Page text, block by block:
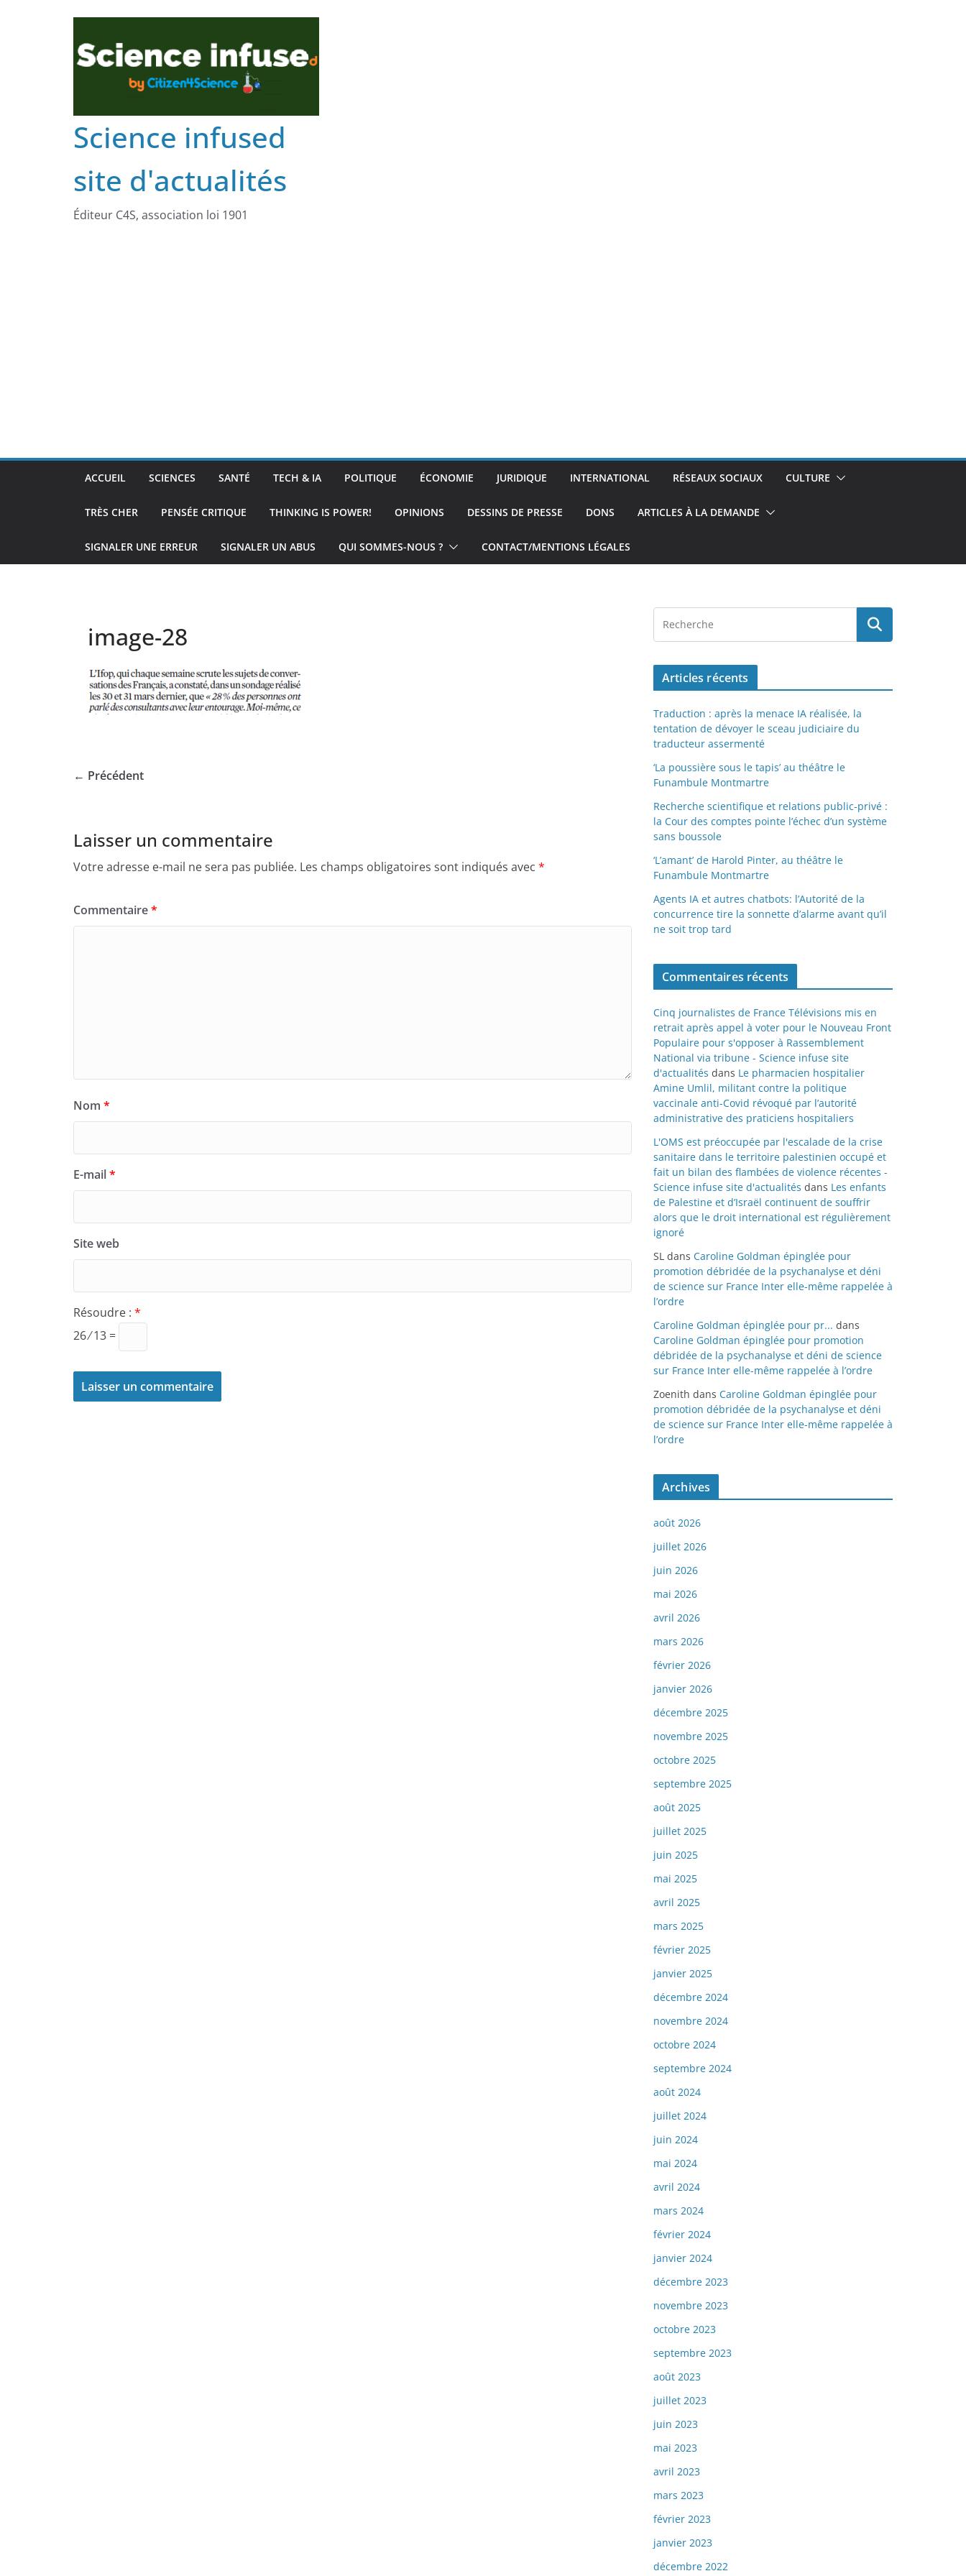
Science infused
site d'actualités
Éditeur C4S, association loi 1901
ACCUEIL SCIENCES SANTÉ TECH & IA POLITIQUE ÉCONOMIE JURIDIQUE INTERNATIONAL RÉSEAUX SOCIAUX CULTURE
TRÈS CHER PENSÉE CRITIQUE THINKING IS POWER! OPINIONS DESSINS DE PRESSE DONS ARTICLES À LA DEMANDE
SIGNALER UNE ERREUR SIGNALER UN ABUS QUI SOMMES-NOUS ? CONTACT/MENTIONS LÉGALES
image-28
← Précédent
Laisser un commentaire
Votre adresse e-mail ne sera pas publiée. Les champs obligatoires sont indiqués avec *
Commentaire*
Nom *
E-mail*
Site web
Résoudre : *
26 ⁄ 13 =
Articles récents
Traduction : après la menace IA réalisée, la
tentation de dévoyer le sceau judiciaire du
traducteur assermenté
‘La poussière sous le tapis’ au théâtre le
Funambule Montmartre
Recherche scientifique et relations public-privé :
la Cour des comptes pointe l’échec d’un système
sans boussole
‘L’amant’ de Harold Pinter, au théâtre le
Funambule Montmartre
Agents IA et autres chatbots: l’Autorité de la
concurrence tire la sonnette d’alarme avant qu’il
ne soit trop tard
Commentaires récents
Cinq journalistes de France Télévisions mis en
retrait après appel à voter pour le Nouveau Front
Populaire pour s'opposer à Rassemblement
National via tribune - Science infuse site
d'actualités dans Le pharmacien hospitalier
Amine Umlil, militant contre la politique
vaccinale anti-Covid révoqué par l’autorité
administrative des praticiens hospitaliers
L'OMS est préoccupée par l'escalade de la crise
sanitaire dans le territoire palestinien occupé et
fait un bilan des flambées de violence récentes -
Science infuse site d'actualités dans Les enfants
de Palestine et d’Israël continuent de souffrir
alors que le droit international est régulièrement
ignoré
SL dans Caroline Goldman épinglée pour
promotion débridée de la psychanalyse et déni
de science sur France Inter elle-même rappelée à
l’ordre
Caroline Goldman épinglée pour pr... dans
Caroline Goldman épinglée pour promotion
débridée de la psychanalyse et déni de science
sur France Inter elle-même rappelée à l’ordre
Zoenith dans Caroline Goldman épinglée pour
promotion débridée de la psychanalyse et déni
de science sur France Inter elle-même rappelée à
l’ordre
Archives
août 2026
juillet 2026
juin 2026
mai 2026
avril 2026
mars 2026
février 2026
janvier 2026
décembre 2025
novembre 2025
octobre 2025
septembre 2025
août 2025
juillet 2025
juin 2025
mai 2025
avril 2025
mars 2025
février 2025
janvier 2025
décembre 2024
novembre 2024
octobre 2024
septembre 2024
août 2024
juillet 2024
juin 2024
mai 2024
avril 2024
mars 2024
février 2024
janvier 2024
décembre 2023
novembre 2023
octobre 2023
septembre 2023
août 2023
juillet 2023
juin 2023
mai 2023
avril 2023
mars 2023
février 2023
janvier 2023
décembre 2022